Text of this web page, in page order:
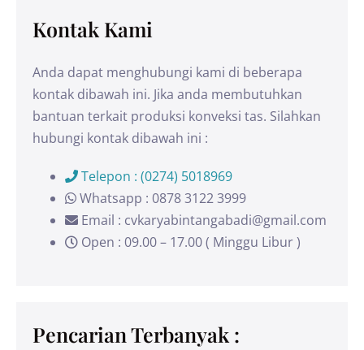
Kontak Kami
Anda dapat menghubungi kami di beberapa
kontak dibawah ini. Jika anda membutuhkan
bantuan terkait produksi konveksi tas. Silahkan
hubungi kontak dibawah ini :
Telepon : (0274) 5018969
Whatsapp : 0878 3122 3999
Email : cvkaryabintangabadi@gmail.com
Open : 09.00 – 17.00 ( Minggu Libur )
Pencarian Terbanyak :